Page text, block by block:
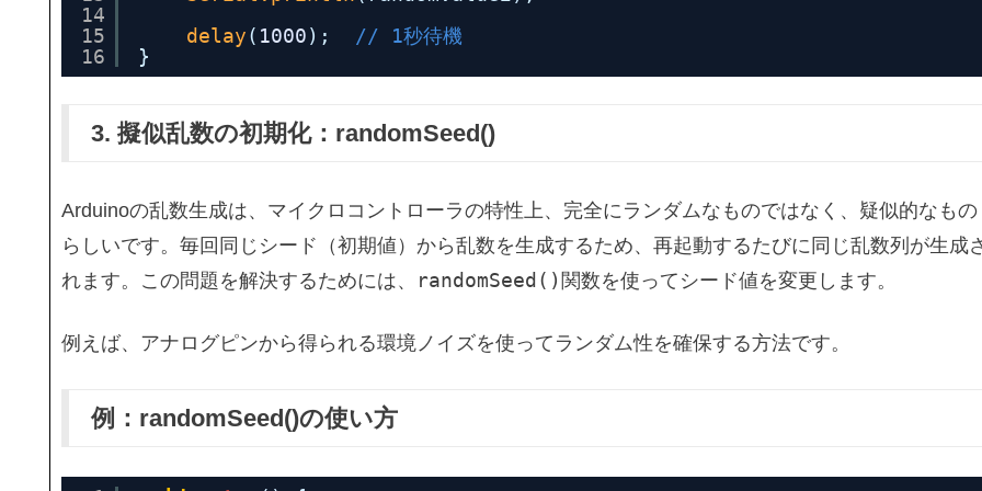
14
15
16
delay( 1000); // 1秒待機
}
3. 擬似乱数の初期化：randomSeed()
Arduinoの乱数生成は、マイクロコントローラの特性上、完全にランダムなものではなく、疑似的なもの
らしいです。毎回同じシード（初期値）から乱数を生成するため、再起動するたびに同じ乱数列が生成
れます。この問題を解決するためには、
randomSeed() 関数を使ってシード値を変更します。
例えば、アナログピンから得られる環境ノイズを使ってランダム性を確保する方法です。
例：randomSeed()の使い方